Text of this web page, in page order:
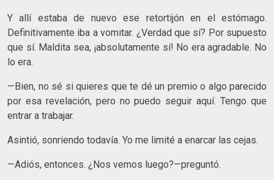
Y allí estaba de nuevo ese retortijón en el estómago.
Definitivamente iba a vomitar. ¿Verdad que sí? Por supuesto
que sí. Maldita sea, ¡absolutamente sí! No era agradable. No
lo era.
—Bien, no sé si quieres que te dé un premio o algo parecido
por esa revelación, pero no puedo seguir aquí. Tengo que
entrar a trabajar.
Asintió, sonriendo todavía. Yo me limité a enarcar las cejas.
—Adiós, entonces. ¿Nos vemos luego?—preguntó.